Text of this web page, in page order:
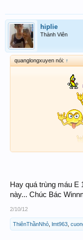
hiplie
Thành Viên
quanglongxuyen nói: ↑
Hay quá trùng máu E
này... Chúc Bác
2/10/12
ThiênThầnNhỏ lmt963